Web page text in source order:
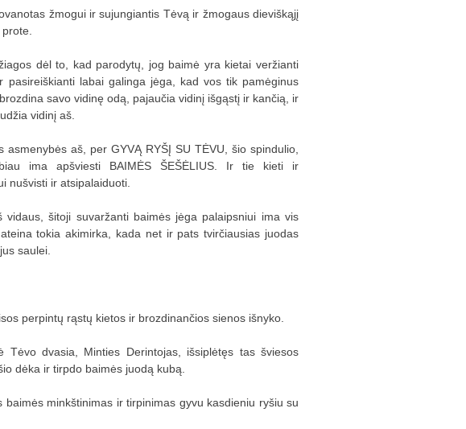
žmogui ir sujungiantis Tėvą ir žmogaus dieviškąjį
dėl to, kad parodytų, jog baimė yra kietai veržianti
labai galinga jėga, kad vos tik pamėginus
savo vidinę odą, pajaučia vidinį išgąstį ir kančią, ir
vidinį aš.
aš, per GYVĄ RYŠĮ SU TĖVU, šio spindulio,
ima apšviesti BAIMĖS ŠEŠĖLIUS. Ir tie kieti ir
nušvisti ir atsipalaiduoti.
šitoji suvaržanti baimės jėga palaipsniui ima vis
tokia akimirka, kada net ir pats tvirčiausias juodas
saulei.
perpintų rąstų kietos ir brozdinančios sienos išnyko.
dvasia, Minties Derintojas, išsiplėtęs tas šviesos
dėka ir tirpdo baimės juodą kubą.
minkštinimas ir tirpinimas gyvu kasdieniu ryšiu su